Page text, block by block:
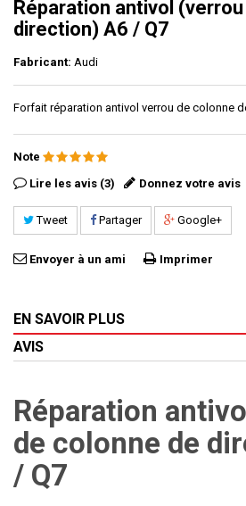
Réparation antivol
direction) A6 / Q7
Fabricant: Audi
Forfait réparation antivol verrou de colonne
Note
Lire les avis (3)
Donnez votre avis
Tweet Partager Google+
Envoyer à un ami Imprimer
EN SAVOIR PLUS
AVIS
Réparation
de colonne de
/ Q7